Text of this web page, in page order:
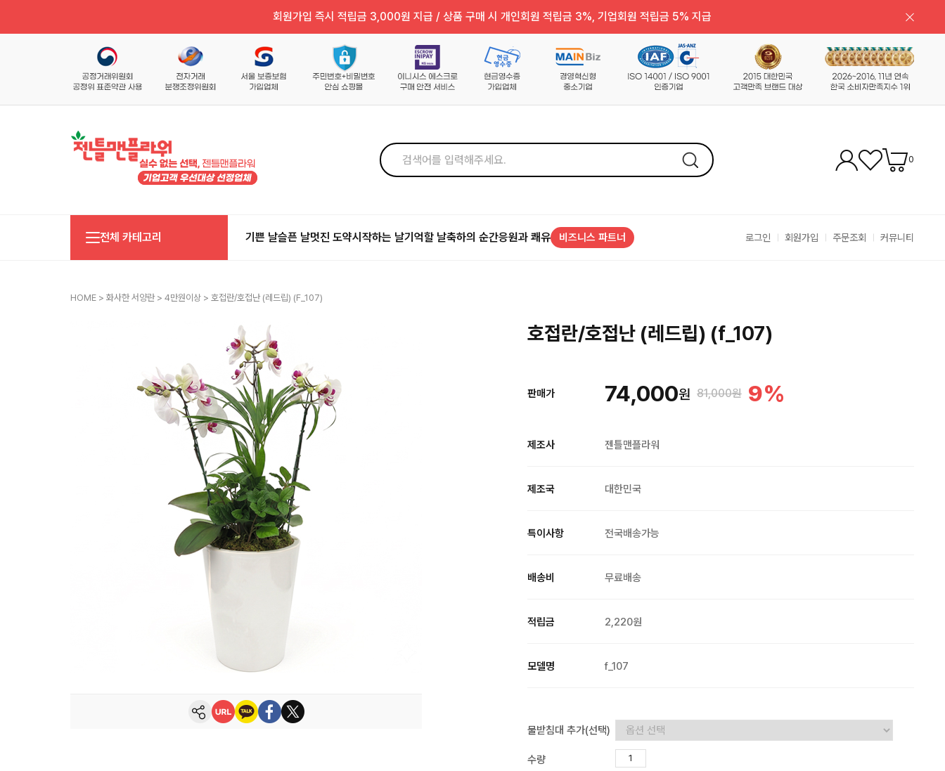
회원가입 즉시 적립금 3,000원 지급 / 상품 구매 시 개인회원 적립금 3%, 기업회원 적립금 5% 지급
0
전체 카테고리 기쁜 날슬픈 날멋진 도약시작하는 날기억할 날축하의 순간응원과 쾌유 비즈니스 파트너 로그인 회원가입 주문조회 커뮤니티
HOME > 화사한 서양란> 4만원이상 > 호접란/호접난 (레드립) (f_107)
호접란/호접난 (레드립) (f_107)
판매가 74,000원 81,000원 9%
제조사 젠틀맨플라워
제조국 대한민국
특이사항 전국배송가능
배송비 무료배송
적립금 2,220원
모델명 f_107
물받침대 추가(선택)
수량